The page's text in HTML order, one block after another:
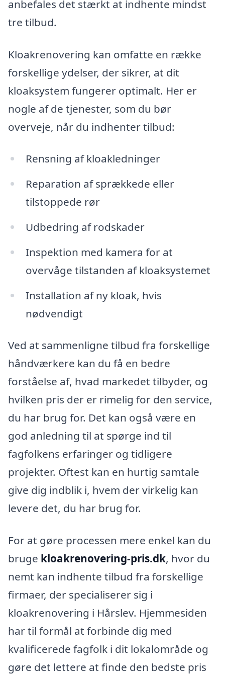
anbefales det stærkt at indhente mindst
tre tilbud.
Kloakrenovering kan omfatte en række
forskellige ydelser, der sikrer, at dit
kloaksystem fungerer optimalt. Her er
nogle af de tjenester, som du bør
overveje, når du indhenter tilbud:
Rensning af kloakledninger
Reparation af sprækkede eller
tilstoppede rør
Udbedring af rodskader
Inspektion med kamera for at
overvåge tilstanden af kloaksystemet
Installation af ny kloak, hvis
nødvendigt
Ved at sammenligne tilbud fra forskellige
håndværkere kan du få en bedre
forståelse af, hvad markedet tilbyder, og
hvilken pris der er rimelig for den service,
du har brug for. Det kan også være en
god anledning til at spørge ind til
fagfolkens erfaringer og tidligere
projekter. Oftest kan en hurtig samtale
give dig indblik i, hvem der virkelig kan
levere det, du har brug for.
For at gøre processen mere enkel kan du
bruge kloakrenovering-pris.dk, hvor du
nemt kan indhente tilbud fra forskellige
firmaer, der specialiserer sig i
kloakrenovering i Hårslev. Hjemmesiden
har til formål at forbinde dig med
kvalificerede fagfolk i dit lokalområde og
gøre det lettere at finde den bedste pris